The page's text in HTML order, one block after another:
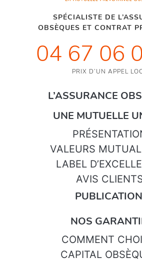
SPÉCIALISTE DE
OBSÈQUES ET CONTRAT
04 67 06
PRIX D’UN APPEL
L’ASSURANCE
UNE MUTUELLE
VALEURS
LABEL
AVIS
NOS
COMMENT
CAPITAL